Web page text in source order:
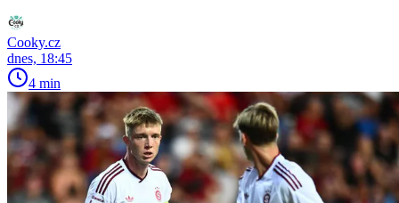
Cooky.cz
dnes, 18:45
4 min